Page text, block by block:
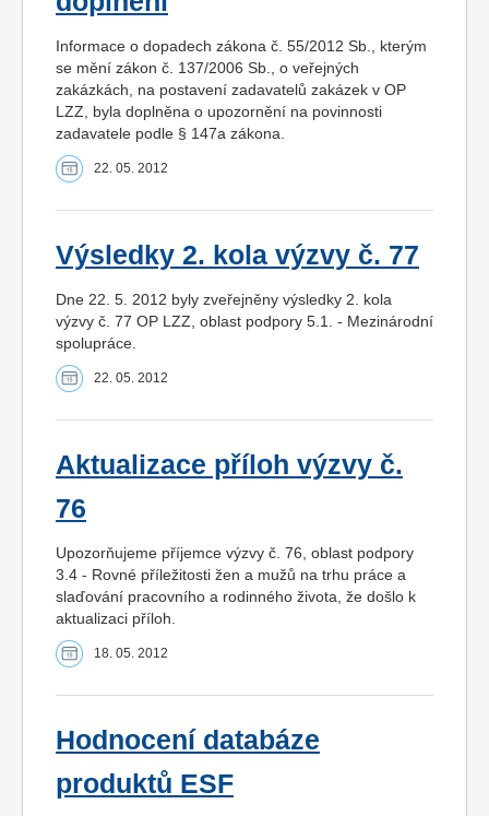
Informace o dopadech zákona č. 55/2012 Sb., kterým
se mění zákon č. 137/2006 Sb., o veřejných
zakázkách, na postavení zadavatelů zakázek v OP
LZZ, byla doplněna o upozornění na povinnosti
zadavatele podle § 147a zákona.
22. 05. 2012
Výsledky 2. kola výzvy č. 77
Dne 22. 5. 2012 byly zveřejněny výsledky 2. kola
výzvy č. 77 OP LZZ, oblast podpory 5.1. - Mezinárodní
spolupráce.
22. 05. 2012
Aktualizace příloh výzvy č.
76
Upozorňujeme příjemce výzvy č. 76, oblast podpory
3.4 - Rovné příležitosti žen a mužů na trhu práce a
slaďování pracovního a rodinného života, že došlo k
aktualizaci příloh.
18. 05. 2012
Hodnocení databáze
produktů ESF